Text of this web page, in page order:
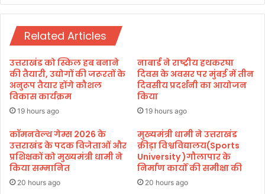
ड़ा
चा
ऊ
मी
न
वि
क्रे
का
सि
र
,
मा
Related Articles
उत्तराखंड को स्किल हब बनाने
की तैयारी, उद्योगों की जरूरतों के
अनुरूप तैयार होंगे कौशल
विकास कार्यक्रम
19 hours ago
नाबार्ड ने राष्ट्रीय हथकरघा
दिवस के अवसर पर मुंबई में तीन
दिवसीय प्रदर्शनी का आयोजन
किया
19 hours ago
कॉमनवेल्थ गेम्स 2026 के
उत्तराखंड के पदक विजेताओं और
प्रशिक्षकों को मुख्यमंत्री धामी ने
किया सम्मानित
20 hours ago
मुख्यमंत्री धामी ने उत्तराखंड
क्रीड़ा विश्वविद्यालय(Sports
University )गौलापार के
निर्माण कार्यों की समीक्षा की
20 hours ago